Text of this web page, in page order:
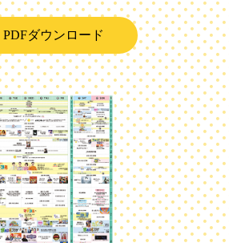
PDFダウンロード